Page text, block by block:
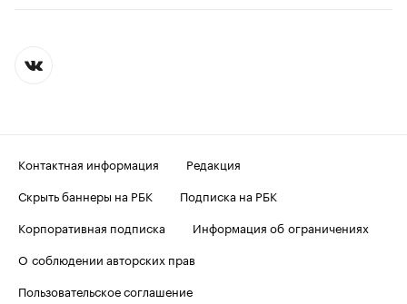
Контактная информация
Редакция
Скрыть баннеры на РБК
Подписка на РБК
Корпоративная подписка
Информация об ограничениях
О соблюдении авторских прав
Пользовательское соглашение